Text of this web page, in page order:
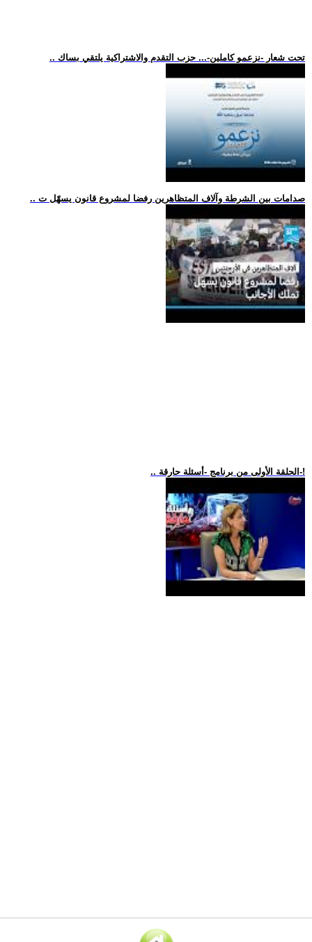
.. تحت شعار -نزعمو كاملين-... حزب التقدم والاشتراكية يلتقي بساك
.. صدامات بين الشرطة وآلاف المتظاهرين رفضا لمشروع قانون يسهّل ت
.. الحلقة الأولى من برنامج -أسئلة حارقة-!